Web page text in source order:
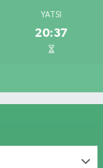
YATSI
20:37